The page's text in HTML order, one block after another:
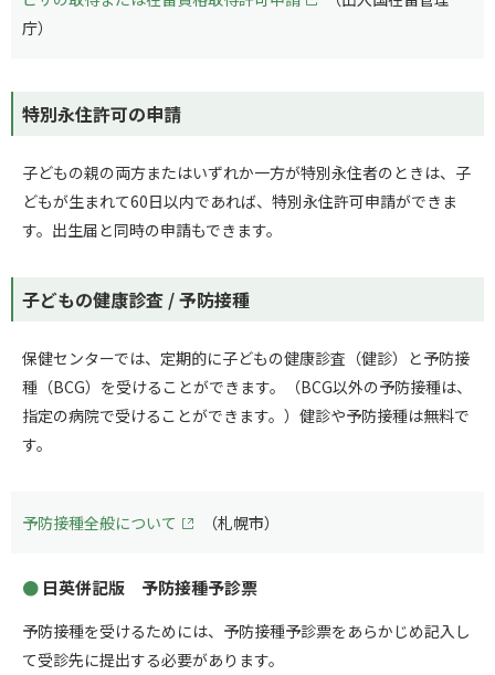
庁）
特別永住許可の申請
子どもの親の両方またはいずれか一方が特別永住者のときは、子
どもが生まれて60日以内であれば、特別永住許可申請ができま
す。出生届と同時の申請もできます。
子どもの健康診査 / 予防接種
保健センターでは、定期的に子どもの健康診査（健診）と予防接
種（BCG）を受けることができます。（BCG以外の予防接種は、
指定の病院で受けることができます。）健診や予防接種は無料で
す。
予防接種全般について （札幌市）
日英併記版 予防接種予診票
予防接種を受けるためには、予防接種予診票をあらかじめ記入し
て受診先に提出する必要があります。